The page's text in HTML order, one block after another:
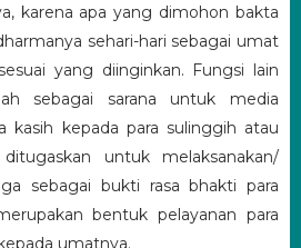
karena apa yang dimohon bakta
sehari-hari sebagai umat
yang diinginkan. Fungsi lain
sebagai sarana untuk media
kasih kepada para sulinggih atau
untuk melaksanakan/
sebagai bukti rasa bhakti para
bentuk pelayanan para
umatnya.